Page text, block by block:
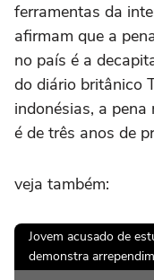
ferramentas da
afirmam que a
no país é a
do diário britânico
indonésias, a
é de três anos de
veja também:
Jovem acusado de
demonstra